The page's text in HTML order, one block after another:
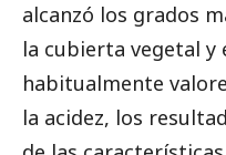
alcanzó los grados
la cubierta vegetal
habitualmente
la acidez, los